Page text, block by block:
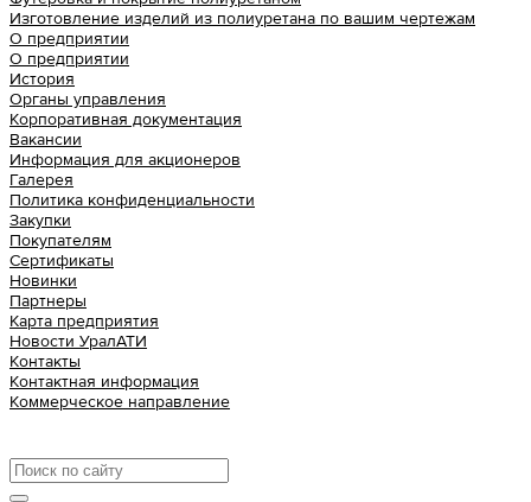
Изготовление изделий из полиуретана по вашим чертежам
О предприятии
О предприятии
История
Органы управления
Корпоративная документация
Вакансии
Информация для акционеров
Галерея
Политика конфиденциальности
Закупки
Покупателям
Сертификаты
Новинки
Партнеры
Карта предприятия
Новости УралАТИ
Контакты
Контактная информация
Коммерческое направление